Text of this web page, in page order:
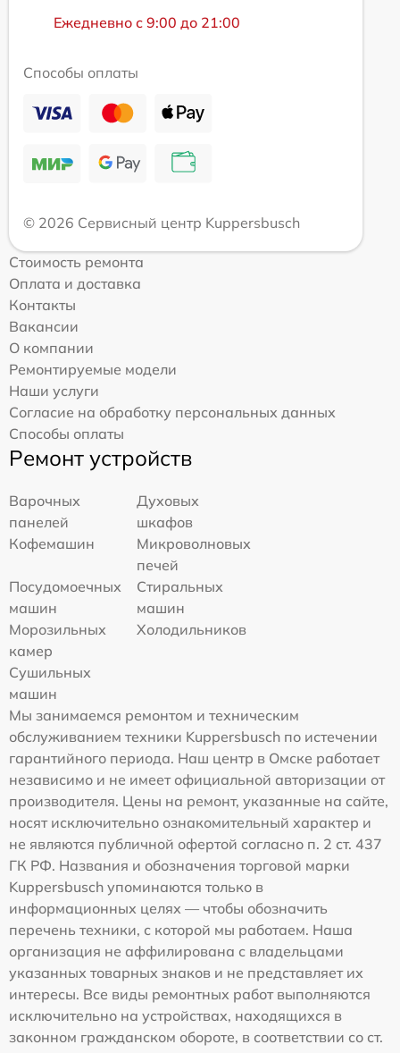
Ежедневно с 9:00 до 21:00
Способы оплаты
© 2026 Сервисный центр Kuppersbusch
Стоимость ремонта
Оплата и доставка
Контакты
Вакансии
О компании
Ремонтируемые модели
Наши услуги
Согласие на обработку персональных данных
Способы оплаты
Ремонт устройств
Варочных
панелей
Духовых
шкафов
Кофемашин
Микроволновых
печей
Посудомоечных
машин
Стиральных
машин
Морозильных
камер
Холодильников
Сушильных
машин
Мы занимаемся ремонтом и техническим
обслуживанием техники Kuppersbusch по истечении
гарантийного периода. Наш центр в Омске работает
независимо и не имеет официальной авторизации от
производителя. Цены на ремонт, указанные на сайте,
носят исключительно ознакомительный характер и
не являются публичной офертой согласно п. 2 ст. 437
ГК РФ. Названия и обозначения торговой марки
Kuppersbusch упоминаются только в
информационных целях — чтобы обозначить
перечень техники, с которой мы работаем. Наша
организация не аффилирована с владельцами
указанных товарных знаков и не представляет их
интересы. Все виды ремонтных работ выполняются
исключительно на устройствах, находящихся в
законном гражданском обороте, в соответствии со ст.